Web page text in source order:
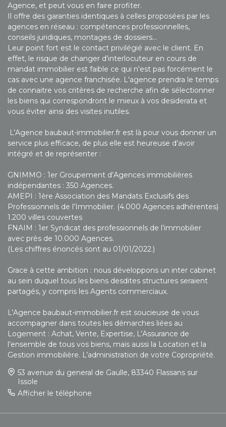
Agence, et peut vous en faire profiter.
Il offre des garanties identiques à celles proposées par les
agences en réseau : compétences professionnelles,
conseils juridiques, montages de dossiers…
Leur point fort est le contact privilégié avec le client. En
effet, le risque de changer d'interlocuteur en cours de
mandat immobilier est faible ce qui n'est pas forcément le
cas avec une agence franchisée. L'agence prendra le temps
de connaitre vos critères de recherche afin de sélectionner
les biens qui correspondront le mieux à vos desiderata et
vous éviter ainsi des visites inutiles.
L’Agence baubaut-immobilier.fr est là pour vous donner un
service plus efficace, de plus elle est heureuse d’avoir
intégré et de représenter :
GNIMMO : 1er Groupement d’Agences immobilières
indépendantes : 350 Agences.
AMEPI : 1ère Association des Mandats Exclusifs des
Professionnels de l’Immobilier. (4.000 Agences adhérentes)
1.200 villes couvertes
FNAIM : 1er Syndicat des professionnels de l’immobilier
avec près de 10.000 Agences.
(Les chiffres énoncés sont au 01/01/2022.)
Grace à cette ambition : nous développons un inter cabinet
au sein duquel tous les biens desdites structures seraient
partagés, y compris les Agents commerciaux.
L’Agence baubaut-immobilier.fr est soucieuse de vous
accompagner dans toutes les démarches liées au
Logement : Achat, Vente, Expertise, L’Assurance de
l’ensemble de tous vos biens, mais aussi la Location et la
Gestion immobilière. L’administration de votre Copropriété.
53 avenue du general de Gaulle, 83340 Flassans sur
Issole
Afficher le téléphone